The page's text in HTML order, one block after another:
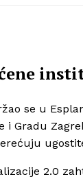
se u
i Gradu
2.0